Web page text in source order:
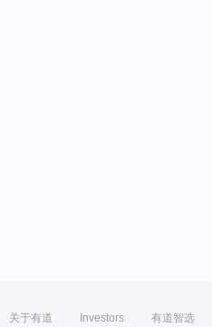
关于有道 Investors 有道智选